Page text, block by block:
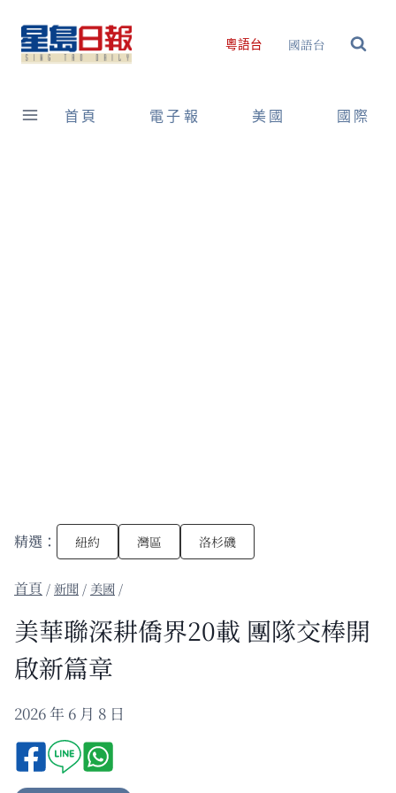
content
粵語台 國語台
首頁 電子報 美國 國際
精選： 紐約 灣區 洛杉磯
/新聞 / 美國 /
美華聯深耕僑界20載 團隊交棒開
啟新篇章
2026 年 6 月 8 日